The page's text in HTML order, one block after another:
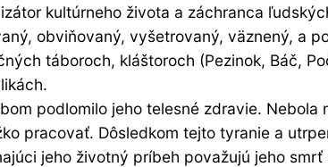
kultúrneho života a záchranca
obviňovaný, vyšetrovaný, väznený, a
táboroch, kláštoroch (Pezinok, Báč,
podlomilo jeho telesné zdravie.
pracovať. Dôsledkom tejto tyranie a
jeho životný príbeh považujú jeho